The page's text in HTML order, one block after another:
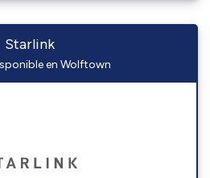
Starlink
en Wolftown